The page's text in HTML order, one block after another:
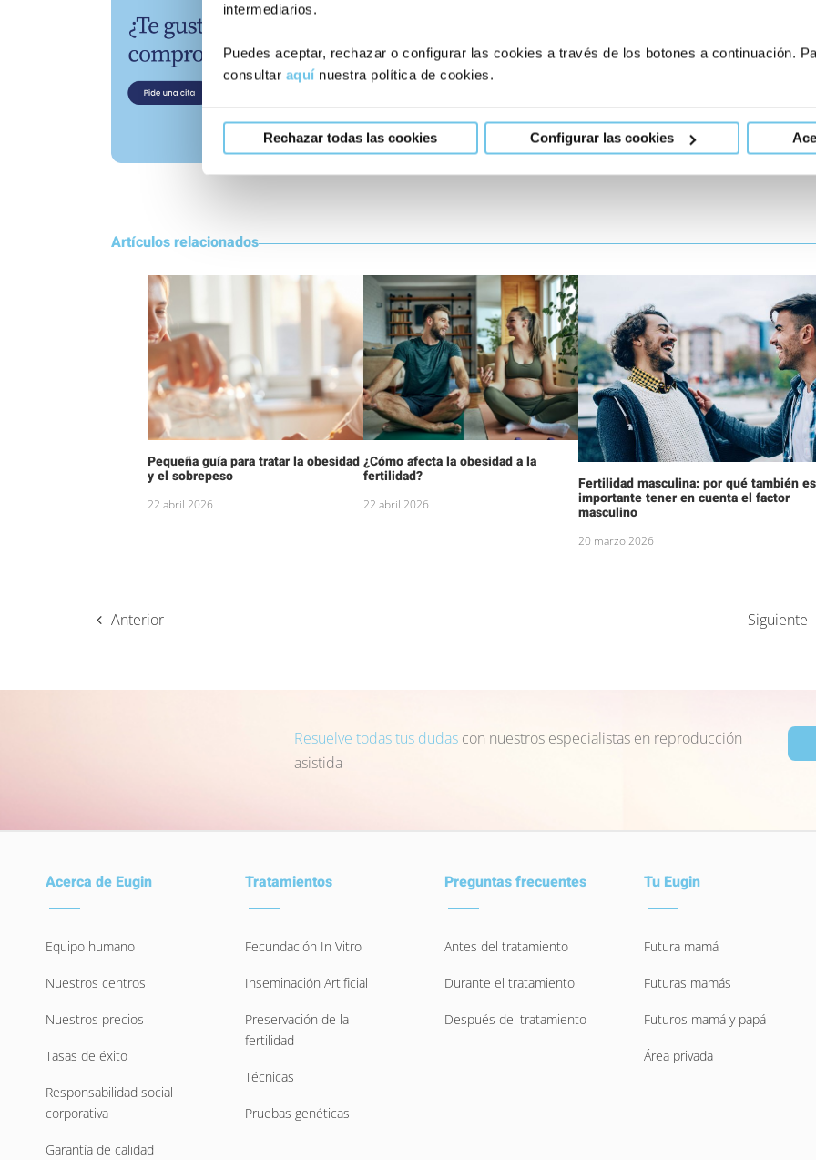
intermediarios.
Puedes aceptar, rechazar o configurar las cookies a través de los botones a continuación.
consultar aquínuestra política de cookies.
Rechazar todas las cookies Configurar las cookies
Artículos relacionados
Pequeña guía para tratar la obesidad
y el sobrepeso
22 abril 2026
¿Cómo afecta la obesidad a la
fertilidad?
22 abril 2026
Fertilidad masculina: por qué también es
importante tener en cuenta el factor
masculino
20 marzo 2026
Anterior Siguiente
Resuelve todas tus dudas con nuestros especialistas en reproducción
asistida
Acerca de Eugin
Equipo humano
Nuestros centros
Nuestros precios
Tasas de éxito
Responsabilidad social
corporativa
Garantía de calidad
Tratamientos
Fecundación In Vitro
Inseminación Artificial
Preservación de la
fertilidad
Técnicas
Pruebas genéticas
Preguntas frecuentes
Antes del tratamiento
Durante el tratamiento
Después del tratamiento
Tu Eugin
Futura mamá
Futuras mamás
Futuros mamá y papá
Área privada